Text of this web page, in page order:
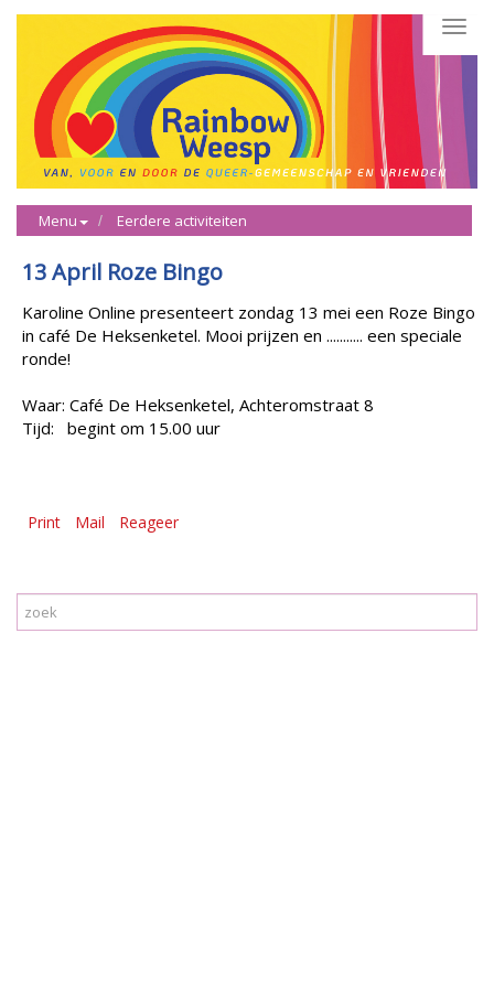
Menu Eerdere activiteiten
13 April Roze Bingo
Karoline Online presenteert zondag 13 mei een Roze Bingo
in café De Heksenketel. Mooi prijzen en ........... een speciale
ronde!
Waar: Café De Heksenketel, Achteromstraat 8
Tijd: begint om 15.00 uur
Print Mail Reageer